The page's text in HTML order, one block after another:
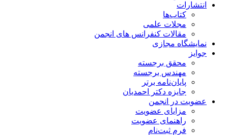
انتشارات
کتاب‌ها
مجلات علمی
مقالات کنفرانس های انجمن
نمایشگاه مجازی
جوایز
محقق برجسته
مهندس برجسته
پایان‌نامه برتر
جایزه دکتر احمدیان
عضویت در انجمن
مزایای عضویت
راهنمای عضویت
فرم ثبت‌نام